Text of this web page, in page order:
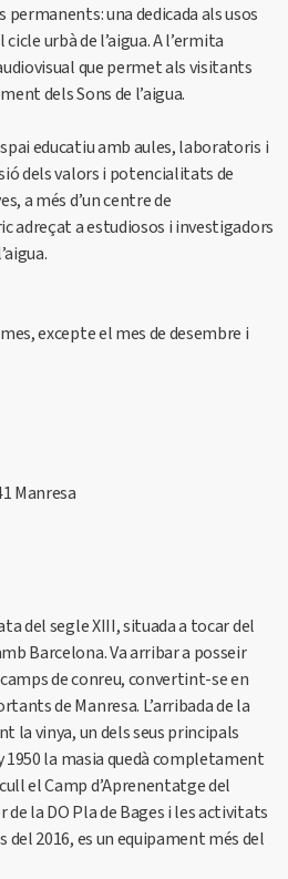
permanents: una dedicada als usos
urbà de l’aigua. A l’ermita
que permet als visitants
dels Sons de l’aigua.
educatiu amb aules, laboratoris i
dels valors i potencialitats de
a més d’un centre de
adreçat a estudiosos i investigadors
excepte el mes de desembre i
Manresa
del segle XIII, situada a tocar del
Barcelona. Va arribar a posseir
de conreu, convertint-se en
de Manresa. L’arribada de la
la vinya, un dels seus principals
1950 la masia quedà completament
el Camp d’Aprenentatge del
de la DO Pla de Bages i les activitats
del 2016, es un equipament més del